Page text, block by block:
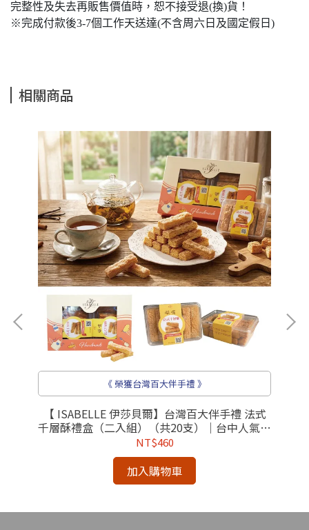
完整性及失去再販售價值時，恕不接受退(換)貨！
※完成付款後3-7個工作天送達(不含周六日及國定假日)
相關商品
《 榮獲台灣百大伴手禮 》
【 ISABELLE 伊莎貝爾】台灣百大伴手禮 法式
千層酥禮盒（二入組）（共20支）｜台中人氣伴
手禮
NT$460
加入購物車